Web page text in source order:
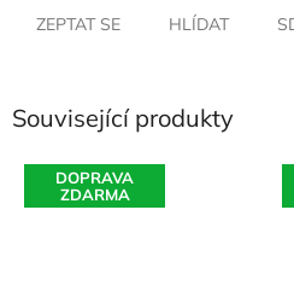
ZEPTAT SE HLÍDAT
Související produkty
DOPRAVA
ZDARMA